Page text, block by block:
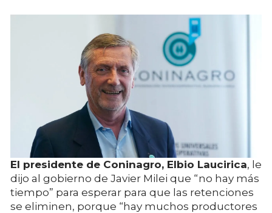
El presidente de Coninagro, Elbio Laucirica, le
dijo al gobierno de Javier Milei que “no hay más
tiempo” para esperar para que las retenciones
se eliminen, porque “hay muchos productores